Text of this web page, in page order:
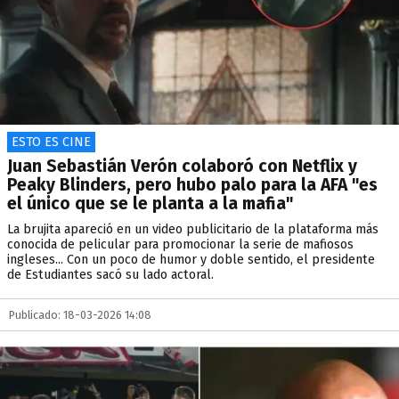
ESTO ES CINE
Juan Sebastián Verón colaboró con Netflix y
Peaky Blinders, pero hubo palo para la AFA "es
el único que se le planta a la mafia"
La brujita apareció en un video publicitario de la plataforma más
conocida de pelicular para promocionar la serie de mafiosos
ingleses... Con un poco de humor y doble sentido, el presidente
de Estudiantes sacó su lado actoral.
Publicado: 18-03-2026 14:08